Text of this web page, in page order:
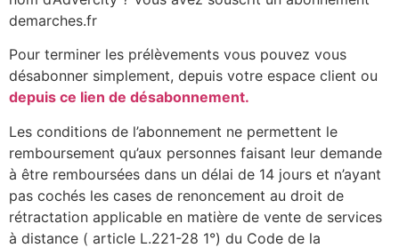
demarches.fr
Pour terminer les prélèvements vous pouvez vous
désabonner simplement, depuis votre espace client ou
depuis ce lien de désabonnement.
Les conditions de l’abonnement ne permettent le
remboursement qu’aux personnes faisant leur demande
à être remboursées dans un délai de 14 jours et n’ayant
pas cochés les cases de renoncement au droit de
rétractation applicable en matière de vente de services
à distance ( article L.221-28 1°) du Code de la